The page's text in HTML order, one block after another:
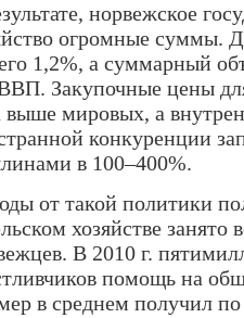
норвежское
огромные суммы.
1,2%, а суммарный
Закупочные цены
выше мировых, а
конкуренции
в 100–400%.
от такой политики
хозяйстве
В 2010 г.
помощь на
в среднем получил